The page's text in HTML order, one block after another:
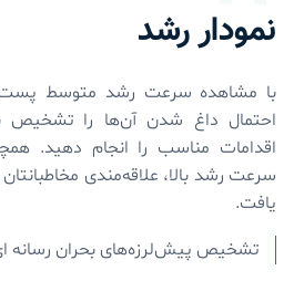
نمودار رشد
با مشاهده سرعت رشد متوسط
احتمال داغ شدن آن‌ها را تشخیص
اقدامات مناسب را انجام دهید.
سرعت رشد بالا، علاقه‌مندی مخاطبانتان
یافت.
تشخیص پیش‌لرزه‌های بحران رسانه